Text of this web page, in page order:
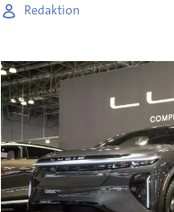
Redaktion